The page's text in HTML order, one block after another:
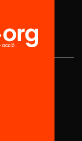
Social